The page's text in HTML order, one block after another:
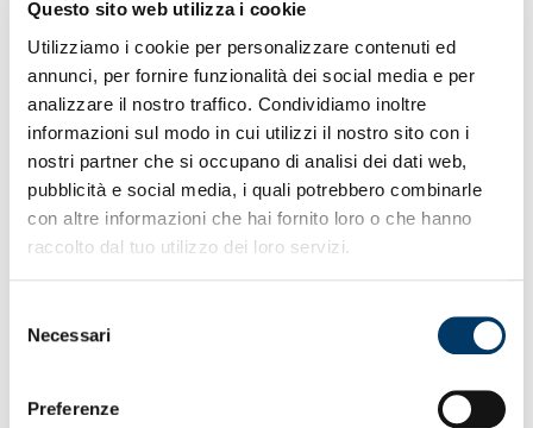
Questo sito web utilizza i cookie
Utilizziamo i cookie per personalizzare contenuti ed
annunci, per fornire funzionalità dei social media e per
analizzare il nostro traffico. Condividiamo inoltre
informazioni sul modo in cui utilizzi il nostro sito con i
nostri partner che si occupano di analisi dei dati web,
pubblicità e social media, i quali potrebbero combinarle
con altre informazioni che hai fornito loro o che hanno
raccolto dal tuo utilizzo dei loro servizi.
delNecessari
Preferenze
Orecchini Genoa in...
44,00€
ACQUISTA